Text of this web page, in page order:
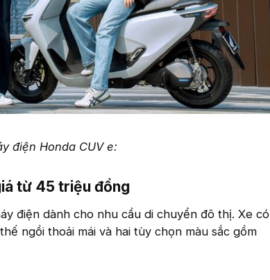
điện Honda CUV e:
từ 45 triệu đồng​
điện dành cho nhu cầu di chuyển đô thị. Xe có
ngồi thoải mái và hai tùy chọn màu sắc gồm